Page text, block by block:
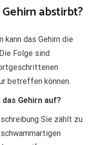
abstirbt?
kann das Gehirn die
Folge sind
betreffen können.
Gehirn auf?
Sie zählt zu